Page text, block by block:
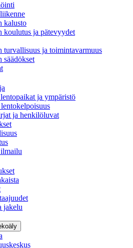
kalusto
koulutus ja pätevyydet
turvallisuus ja toimintavarmuus
säädökset
ja ympäristö
ja henkilöluvat
jakelu